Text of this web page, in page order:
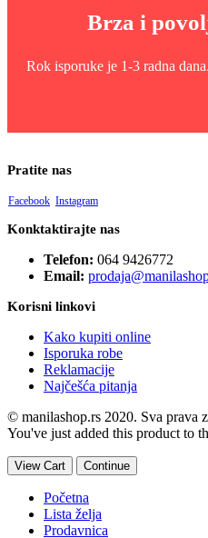
Brza i
Rok isporuke je 1-3 radna
Pratite nas
Facebook Instagram
Konktaktirajte nas
Telefon: 064 9426772
Email:
Korisni linkovi
Kako kupiti online
Isporuka robe
Reklamacije
Najčešća pitanja
© manilashop.rs 2020. Sva prava
You've just added this product to
View Cart Continue
Početna
Lista želja
Prodavnica